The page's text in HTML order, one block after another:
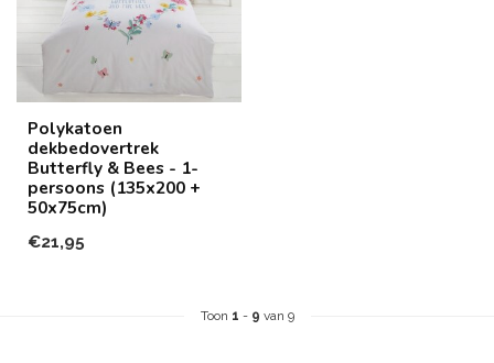
Polykatoen
dekbedovertrek
Butterfly & Bees - 1-
persoons (135x200 +
50x75cm)
€21,95
Toon 1 - 9 van 9